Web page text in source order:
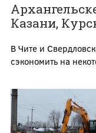
Казани,
В Чите и
сэкономить на